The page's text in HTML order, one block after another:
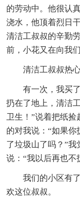
的劳动中。他很认
浇水，他顶着烈日
清洁工叔叔的辛勤
前，小花又在向我
清洁工叔叔热
有一次，我买
扔在了地上，清洁
卫生！”说着把纸
的对我说：“如果
了垃圾山了吗？”
说：“我以后再也不
我们的小区有
欢这位叔叔。